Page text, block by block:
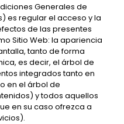
Generales de
es regular el acceso y la
de las presentes
Sitio Web: la apariencia
tanto de forma
es decir, el árbol de
integrados tanto en
en el árbol de
y todos aquellos
en su caso ofrezca a